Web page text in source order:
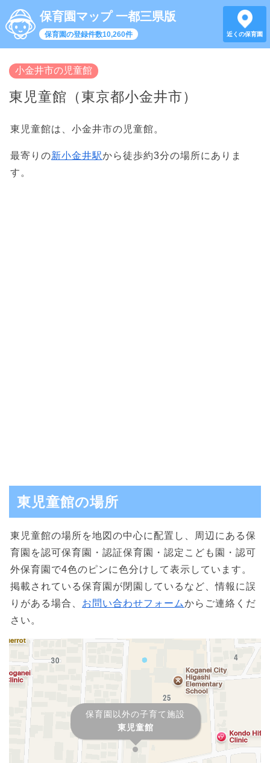
保育園マップ 一都三県版
保育園の登録件数10,260件 近くの保育園
小金井市の児童館
東児童館（東京都小金井市）
東児童館は、小金井市の児童館。
最寄りの新小金井駅から徒歩約3分の場所にありま
す。
東児童館の場所
東児童館の場所を地図の中心に配置し、周辺にある保
育園を認可保育園・認証保育園・認定こども園・認可
外保育園で4色のピンに色分けして表示しています。
掲載されている保育園が閉園しているなど、情報に誤
りがある場合、 お問い合わせフォームからご連絡くだ
さい。
保育園以外の子育て施設
東児童館